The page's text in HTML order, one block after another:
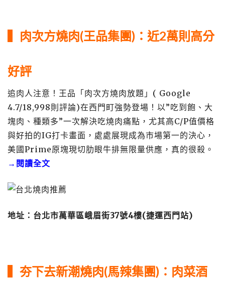
肉次方燒肉(王品集團)： 近2萬則 高分
好評
追肉人注意！王品「肉次方燒肉放題」( Google
4.7/18,998則評論)在西門町強勢登場！以”吃到飽、大
塊肉、種類多”一次解決吃燒肉痛點，尤其高C/P值價格
與好拍的IG打卡畫面，處處展現成為市場第一的決心，
美國Prime原塊現切肋眼牛排無限量供應，真的很殺。
→閱讀全文
地址：台北市萬華區峨眉街37號4樓(捷運西門站)
▍夯下去新潮燒肉(馬辣集團)：肉菜酒